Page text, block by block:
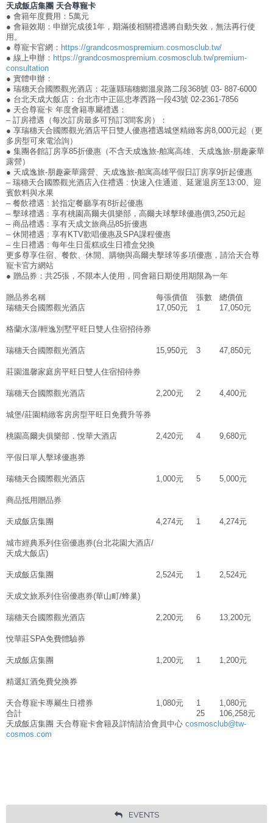
天成飯店集團 天合尊寵卡
● 會籍年度費用：5萬元
● 會籍效期：申辦完成後1年，期滿後相關禮遇將自動失效，無法再行使
用。
● 尊寵卡官網： https://grandcosmospremium.cosmosclub.tw/
● 線上申辦： https://grandcosmospremium.cosmosclub.tw/premium-
consultation
● 實體申辦：
● 瑞穗天合國際觀光酒店：花蓮縣瑞穗鄉溫泉路二段368號 03- 887-6000
● 台北天成大飯店：台北市中正區忠孝西路一段43號 02-2361-7856
● 天合尊寵卡 年度會籍專屬禮遇：
– 訂房禮遇（每次訂房最多可預訂3間客房）：
● 享瑞穗天合國際觀光酒店平日雙人優惠禮遇城堡精緻客房8,000元起（更
多房型可來電洽詢）
● 集團各館訂房享85折優惠（不含天成逸旅-舶寓高雄、天成逸旅-朋趣豪華
露營）
● 天成逸旅-朋趣豪華露營、天成逸旅-舶寓高雄平假日訂房享9折起優惠
– 瑞穗天合國際觀光酒店入住禮遇 : 快速入住通道、延遲退房至13:00、迎
賓飲料與水果
– 餐飲禮遇 : 於指定餐廳享有8折起優惠
– 擊球禮遇 : 享有桃園高爾夫俱樂部，高爾夫球擊球優惠價3,250元起
– 商品禮遇 : 享有天成文旅商品85折優惠
– 休閒禮遇 : 享有KTV歡唱優惠及SPA課程優惠
– 生日禮遇 : 每年生日蛋糕或生日禮盒兌換
更多尊享住宿、餐飲、休閒、購物與高爾夫擊球等多項優惠，請洽天合尊
寵卡官方網站
● 贈品券：共25張，不限本人使用，同會籍日期使用期限為一年
贈品券名稱 每張價值 張數
總價值
瑞穗天合國際觀光酒店
格蘭水漾/輕逸別墅平旺日雙人住宿招待券
17,050元 1 17,050元
瑞穗天合國際觀光酒店
莊園溫馨家庭房平旺日雙人住宿招待券
15,950元 3 47,850元
瑞穗天合國際觀光酒店
城堡/莊園精緻客房房型平旺日免費升等券
2,200元 2 4,400元
桃園高爾夫俱樂部．悅華大酒店
平假日單人擊球優惠券
2,420元 4 9,680元
瑞穗天合國際觀光酒店
商品抵用贈品券
1,000元 5 5,000元
天成飯店集團
城市經典系列住宿優惠券(台北花園大酒店/
天成大飯店)
4,274元 1 4,274元
天成飯店集團
天成文旅系列住宿優惠券(華山町/蜂巢)
2,524元 1 2,524元
瑞穗天合國際觀光酒店
悅華莊SPA免費體驗券
2,200元 6 13,200元
天成飯店集團
精選紅酒免費兌換券
1,200元 1 1,200元
天合尊寵卡專屬生日禮券 1,080元 1
1,080元
合計
25
106,258元
天成飯店集團 天合尊寵卡會籍及詳情請洽會員中心 cosmosclub@tw-
cosmos.com
EVENTS